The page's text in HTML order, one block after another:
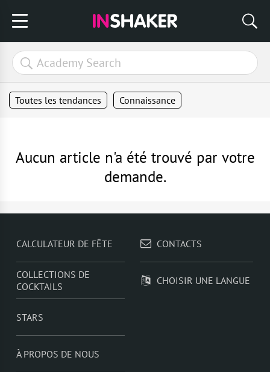
Toutes les tendances Connaissance
Aucun article n'a été trouvé par votre
demande.
CALCULATEUR DE FÊTE
COLLECTIONS DE
COCKTAILS
STARS
À PROPOS DE NOUS
CONTACTS
CHOISIR UNE LANGUE